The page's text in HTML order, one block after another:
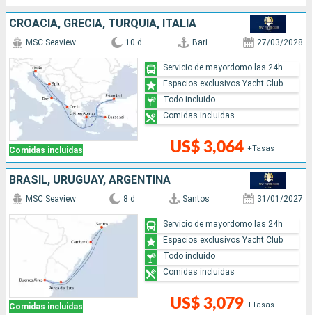
CROACIA, GRECIA, TURQUÍA, ITALIA
Comidas incluidas
MSC Seaview 10 d Bari 27/03/2028
US$ 3,064 +Tasas
Servicio de mayordomo las 24h
Espacios exclusivos Yacht Club
Todo incluido
Comidas incluidas
BRASIL, URUGUAY, ARGENTINA
Comidas incluidas
MSC Seaview 8 d Santos 31/01/2027
US$ 3,079 +Tasas
Servicio de mayordomo las 24h
Espacios exclusivos Yacht Club
Todo incluido
Comidas incluidas